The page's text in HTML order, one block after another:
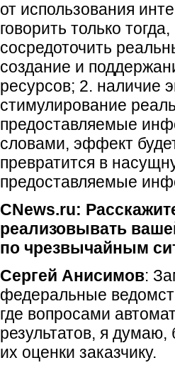
от использования
говорить только
сосредоточить
создание и
ресурсов; 2. наличие
стимулирование
предоставляемые
словами, эффект
превратится в
предоставляемые
CNews.ru:
реализовывать
по чрезвычайным
Сергей Анисимов:
федеральные
где вопросами
результатов, я
их оценки заказчику.